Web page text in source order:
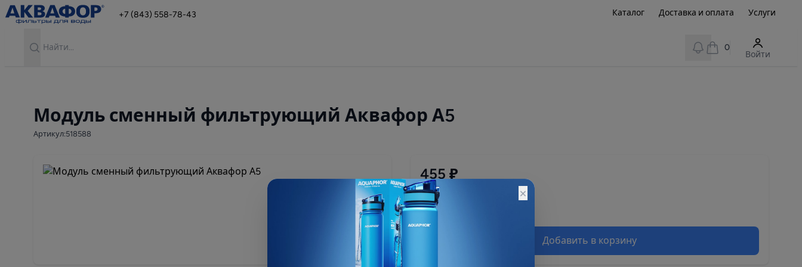
+7 (843) 558-78-43 Каталог Доставка и оплата Услуги
View notifications
0
Войти
Модуль сменный фильтрующий Аквафор А5
Артикул:518588
455 ₽
Остатки:
Основной склад: 149
Добавить в корзину
×